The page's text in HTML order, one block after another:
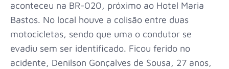
aconteceu na BR-020, próximo ao Hotel Maria
Bastos. No local houve a colisão entre duas
motocicletas, sendo que uma o condutor se
evadiu sem ser identificado. Ficou ferido no
acidente, Denilson Gonçalves de Sousa, 27 anos,